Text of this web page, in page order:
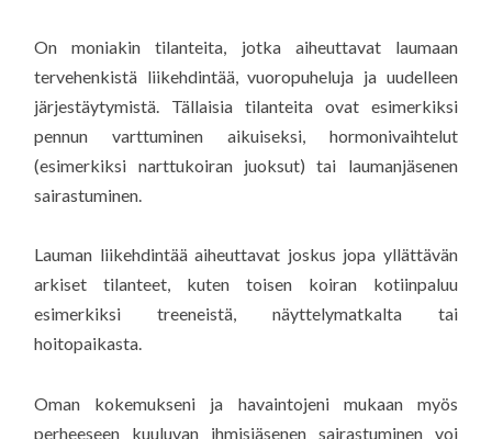
On moniakin tilanteita, jotka aiheuttavat laumaan
tervehenkistä liikehdintää, vuoropuheluja ja uudelleen
järjestäytymistä. Tällaisia tilanteita ovat esimerkiksi
pennun varttuminen aikuiseksi, hormonivaihtelut
(esimerkiksi narttukoiran juoksut) tai laumanjäsenen
sairastuminen.
Lauman liikehdintää aiheuttavat joskus jopa yllättävän
arkiset tilanteet, kuten toisen koiran kotiinpaluu
esimerkiksi treeneistä, näyttelymatkalta tai
hoitopaikasta.
Oman kokemukseni ja havaintojeni mukaan myös
perheeseen kuuluvan ihmisjäsenen sairastuminen voi